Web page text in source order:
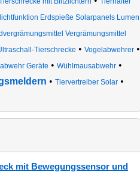
Erdspieße Solarpanels Lumen
Vergrämungsmittel
Tierschrecke • Vogelabwehrer•
Geräte • Wühlmausabwehr •
• Tiervertreiber Solar•
mit Bewegungssensor und